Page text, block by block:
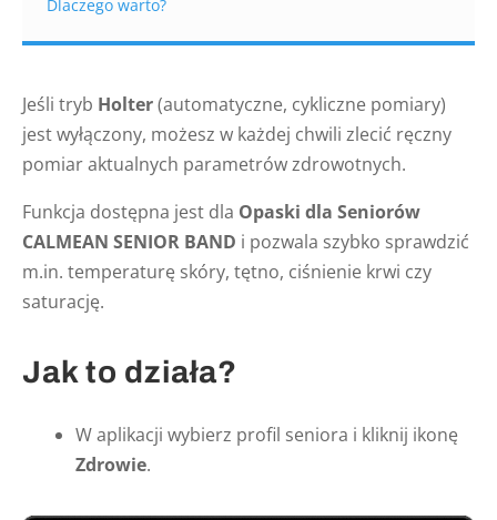
Dlaczego warto?
Jeśli tryb Holter(automatyczne, cykliczne pomiary)
jest wyłączony, możesz w każdej chwili zlecić ręczny
pomiar aktualnych parametrów zdrowotnych.
Funkcja dostępna jest dla Opaski dla Seniorów
CALMEAN SENIOR BAND i pozwala szybko sprawdzić
m.in. temperaturę skóry, tętno, ciśnienie krwi czy
saturację.
Jak to działa?
W aplikacji wybierz profil seniora i kliknij ikonę
Zdrowie.